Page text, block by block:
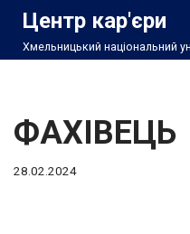
Перейти
Центр кар'єри
Хмельницький національний
ФАХІВЕЦЬ
28.02.2024